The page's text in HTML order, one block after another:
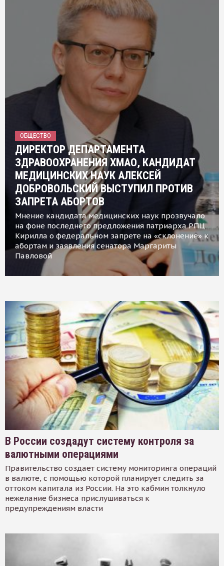
ОБЩЕСТВО
ДИРЕКТОР ДЕПАРТАМЕНТА
ЗДРАВООХРАНЕНИЯ ХМАО, КАНДИДАТ
МЕДИЦИНСКИХ НАУК АЛЕКСЕЙ
ДОБРОВОЛЬСКИЙ ВЫСТУПИЛ ПРОТИВ
ЗАПРЕТА АБОРТОВ
Мнение кандидата медицинских наук прозвучало
на фоне последнего предложения патриарха РПЦ
Кирилла о федеральном запрете на «склонение» к
абортам и заявления сенатора Маргариты
Павловой
В России создадут систему контроля за
валютными операциями
Правительство создает систему мониторинга операций
в валюте, с помощью которой планирует следить за
оттоком капитала из России. На это кабмин толкнуло
нежелание бизнеса прислушиваться к
предупреждениям власти